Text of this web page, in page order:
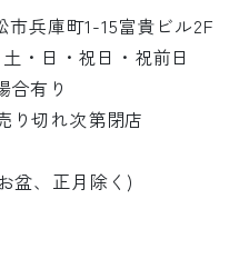
兵庫町1-15富貴ビル2F
・日・祝日・祝前日
合有り
り切れ次第閉店
盆、正月除く)